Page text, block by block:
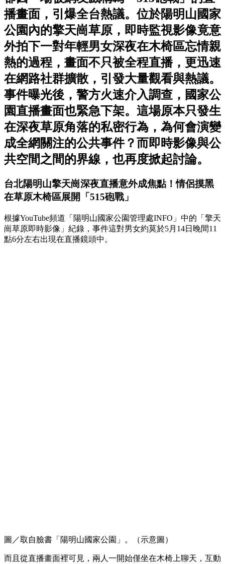
播畫面，引爆全台熱議。位於陽明山國家
公園內的擎天崗草原，即時監視影像竟意
外拍下一對年輕男女深夜在木椅區忘情親
熱的過程，畫面不只被全程直播，更迅速
在網路社群擴散，引發大量觀看與熱議。
事件曝光後，警方火速介入調查，國家公
園直播畫面也緊急下架。這場原本只發生
在深夜草原角落的私密行為，為何會演變
成全網關注的公共事件？而即時影像與公
共空間之間的界線，也再度掀起討論。
台北陽明山擎天崗深夜直播意外成焦點！情侶摸黑
在草原木椅區展開「515砲戰」
根據YouTube頻道「陽明山國家公園管理處INFO」中的「擎天
崗草原即時影像」紀錄，事件這對男女約莫於5月14日晚間11
點6分左右出現在直播鏡頭中。
圖／取自臉書「陽明山國家公園」。（示意圖）
而且從直播畫面裡可見，兩人一開始僅坐在木椅上聊天，互動